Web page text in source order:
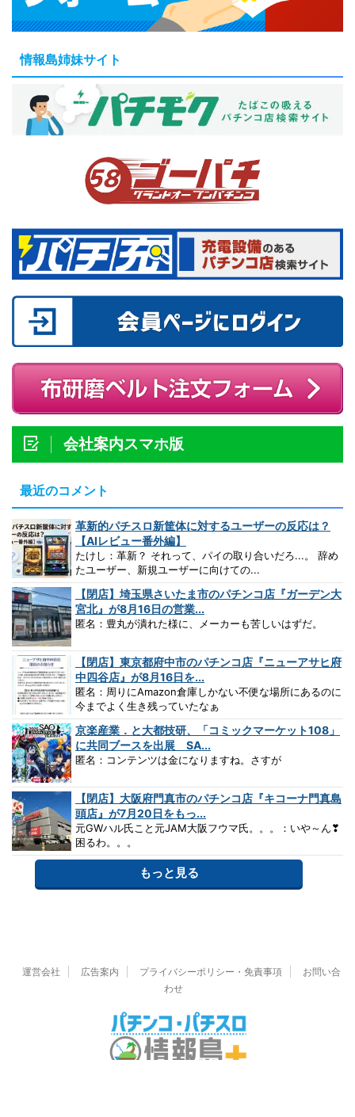
情報島姉妹サイト
会社案内スマホ版
最近のコメント
革新的パチスロ新筐体に対するユーザーの反応は？
【AIレビュー番外編】
たけし：革新？ それって、パイの取り合いだろ...。 辞め
たユーザー、新規ユーザーに向けての...
【閉店】埼玉県さいたま市のパチンコ店『ガーデン大
宮北』が8月16日の営業...
匿名：豊丸が潰れた様に、メーカーも苦しいはずだ。
【閉店】東京都府中市のパチンコ店『ニューアサヒ府
中四谷店』が8月16日を...
匿名：周りにAmazon倉庫しかない不便な場所にあるのに
今までよく生き残っていたなぁ
京楽産業．と大都技研、「コミックマーケット108」
に共同ブースを出展 SA...
匿名：コンテンツは金になりますね。さすが
【閉店】大阪府門真市のパチンコ店『キコーナ門真島
頭店』が7月20日をもっ...
元GWハル氏こと元JAM大阪フウマ氏。。。：いや～ん❣
困るわ。。。
もっと見る
運営会社 広告案内 プライバシーポリシー・免責事項
お問い合
わせ